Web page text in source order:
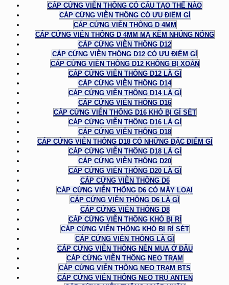
CÁP CỨNG VIỄN THÔNG CÓ CẤU TẠO THẾ NÀO
CÁP CỨNG VIỄN THÔNG CÓ ƯU ĐIỂM GÌ
CÁP CỨNG VIỄN THÔNG D 4MM
CÁP CỨNG VIỄN THÔNG D 4MM MẠ KẼM NHÚNG NÓNG
CÁP CỨNG VIỄN THÔNG D12
CÁP CỨNG VIỄN THÔNG D12 CÓ ƯU ĐIỂM GÌ
CÁP CỨNG VIỄN THÔNG D12 KHÔNG BỊ XOẮN
CÁP CỨNG VIỄN THÔNG D12 LÀ GÌ
CÁP CỨNG VIỄN THÔNG D14
CÁP CỨNG VIỄN THÔNG D14 LÀ GÌ
CÁP CỨNG VIỄN THÔNG D16
CÁP CỨNG VIỄN THÔNG D16 KHÓ BỊ GỈ SÉT
CÁP CỨNG VIỄN THÔNG D16 LÀ GÌ
CÁP CỨNG VIỄN THÔNG D18
CÁP CỨNG VIỄN THÔNG D18 CÓ NHỮNG ĐẶC ĐIỂM GÌ
CÁP CỨNG VIỄN THÔNG D18 LÀ GÌ
CÁP CỨNG VIỄN THÔNG D20
CÁP CỨNG VIỄN THÔNG D20 LÀ GÌ
CÁP CỨNG VIỄN THÔNG D6
CÁP CỨNG VIỄN THÔNG D6 CÓ MẤY LOẠI
CÁP CỨNG VIỄN THÔNG D6 LÀ GÌ
CÁP CỨNG VIỄN THÔNG D8
CÁP CỨNG VIỄN THÔNG KHÓ BỊ RỈ
CÁP CỨNG VIỄN THÔNG KHÓ BỊ RỈ SÉT
CÁP CỨNG VIỄN THÔNG LÀ GÌ
CÁP CỨNG VIỄN THÔNG NÊN MUA Ở ĐÂU
CÁP CỨNG VIỄN THÔNG NEO TRẠM
CÁP CỨNG VIỄN THÔNG NEO TRẠM BTS
CÁP CỨNG VIỄN THÔNG NEO TRỤ ANTEN